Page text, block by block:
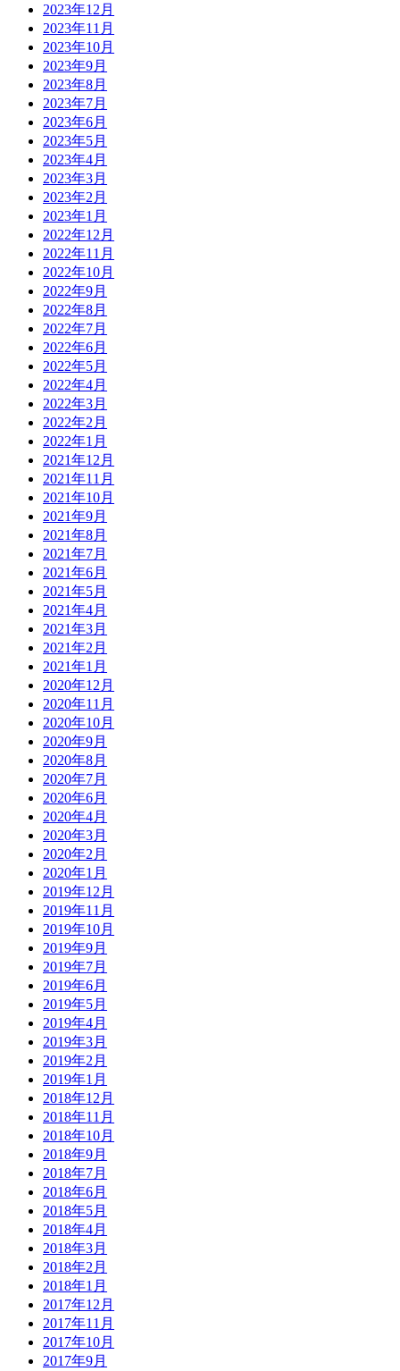
2023年12月
2023年11月
2023年10月
2023年9月
2023年8月
2023年7月
2023年6月
2023年5月
2023年4月
2023年3月
2023年2月
2023年1月
2022年12月
2022年11月
2022年10月
2022年9月
2022年8月
2022年7月
2022年6月
2022年5月
2022年4月
2022年3月
2022年2月
2022年1月
2021年12月
2021年11月
2021年10月
2021年9月
2021年8月
2021年7月
2021年6月
2021年5月
2021年4月
2021年3月
2021年2月
2021年1月
2020年12月
2020年11月
2020年10月
2020年9月
2020年8月
2020年7月
2020年6月
2020年4月
2020年3月
2020年2月
2020年1月
2019年12月
2019年11月
2019年10月
2019年9月
2019年7月
2019年6月
2019年5月
2019年4月
2019年3月
2019年2月
2019年1月
2018年12月
2018年11月
2018年10月
2018年9月
2018年7月
2018年6月
2018年5月
2018年4月
2018年3月
2018年2月
2018年1月
2017年12月
2017年11月
2017年10月
2017年9月